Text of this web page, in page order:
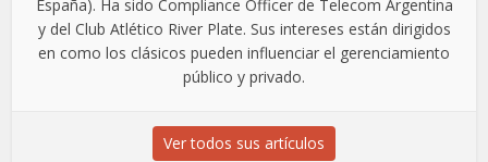
España). Ha sido Compliance Officer de Telecom Argentina
y del Club Atlético River Plate. Sus intereses están dirigidos
en como los clásicos pueden influenciar el gerenciamiento
público y privado.
Ver todos sus artículos